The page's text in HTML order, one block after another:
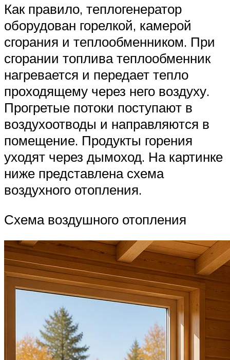
Как правило, теплогенератор
оборудован горелкой, камерой
сгорания и теплообменником. При
сгорании топлива теплообменник
нагревается и передает тепло
проходящему через него воздуху.
Прогретые потоки поступают в
воздухоотводы и направляются в
помещение. Продукты горения
уходят через дымоход. На картинке
ниже представлена схема
воздухного отопления.
Схема воздушного отопления